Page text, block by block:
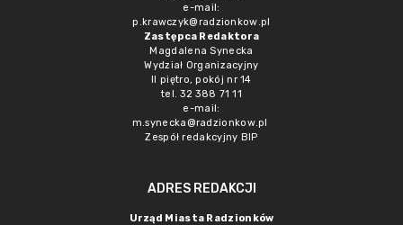
e-mail:
p.krawczyk@radzionkow.pl
Zastępca Redaktora
Magdalena Synecka
Wydział Organizacyjny
II piętro, pokój nr 14
tel. 32 388 71 11
e-mail:
m.synecka@radzionkow.pl
Zespół redakcyjny BIP
ADRES REDAKCJI
Urząd Miasta Radzionków